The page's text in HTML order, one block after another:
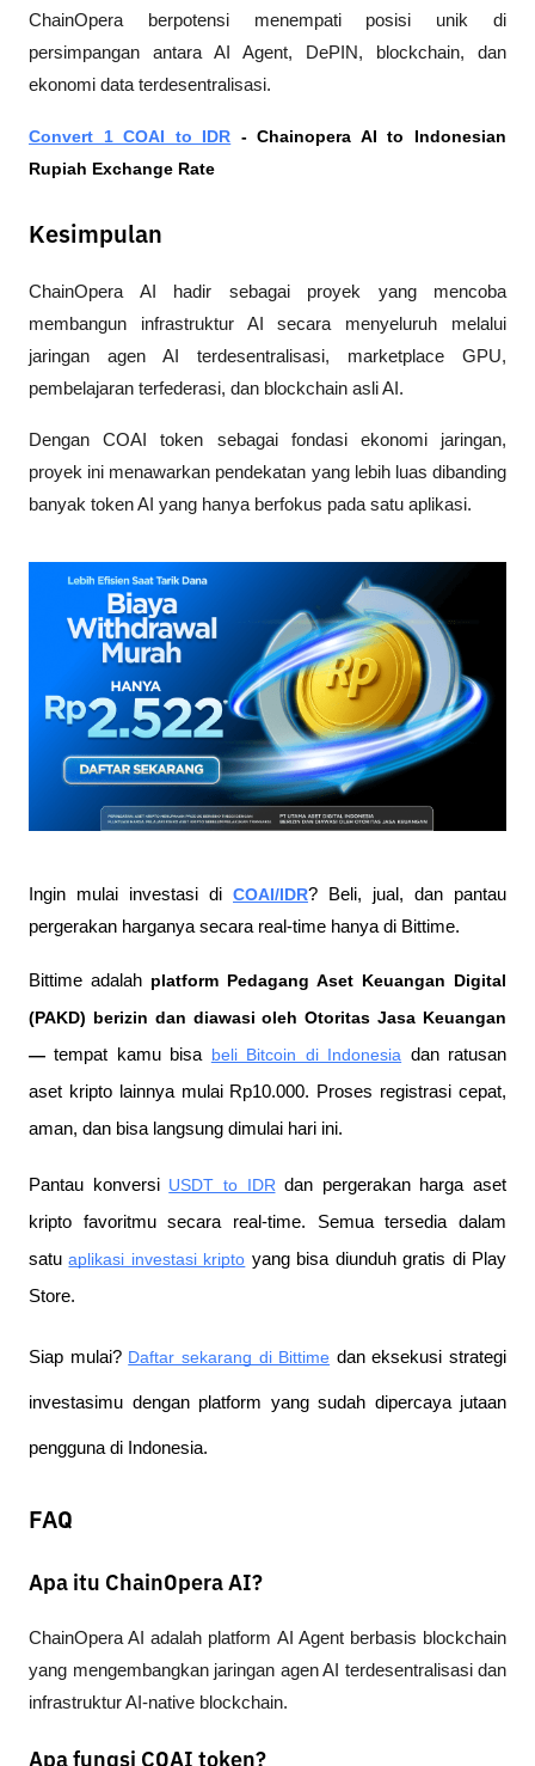
ChainOpera berpotensi menempati posisi unik di
persimpangan antara AI Agent, DePIN, blockchain, dan
ekonomi data terdesentralisasi.
Convert 1 COAI to IDR - Chainopera AI to Indonesian
Rupiah Exchange Rate
Kesimpulan
ChainOpera AI hadir sebagai proyek yang mencoba
membangun infrastruktur AI secara menyeluruh melalui
jaringan agen AI terdesentralisasi, marketplace GPU,
pembelajaran terfederasi, dan blockchain asli AI.
Dengan COAI token sebagai fondasi ekonomi jaringan,
proyek ini menawarkan pendekatan yang lebih luas dibanding
banyak token AI yang hanya berfokus pada satu aplikasi.
Ingin mulai investasi di COAI/IDR? Beli, jual, dan pantau
pergerakan harganya secara real-time hanya di Bittime.
Bittime adalah platform Pedagang Aset Keuangan Digital
(PAKD) berizin dan diawasi oleh Otoritas Jasa Keuangan
— tempat kamu bisa beli Bitcoin di Indonesia dan ratusan
aset kripto lainnya mulai Rp10.000. Proses registrasi cepat,
aman, dan bisa langsung dimulai hari ini.
Pantau konversi USDT to IDR dan pergerakan harga aset
kripto favoritmu secara real-time. Semua tersedia dalam
satu aplikasi investasi kripto yang bisa diunduh gratis di Play
Store.
Siap mulai? Daftar sekarang di Bittime dan eksekusi strategi
investasimu dengan platform yang sudah dipercaya jutaan
pengguna di Indonesia.
FAQ
Apa itu ChainOpera AI?
ChainOpera AI adalah platform AI Agent berbasis blockchain
yang mengembangkan jaringan agen AI terdesentralisasi dan
infrastruktur AI-native blockchain.
Apa fungsi COAI token?